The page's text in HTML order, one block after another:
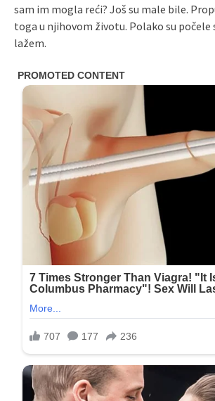
sam im mogla reći? Još su male bile.
toga u njihovom životu. Polako su počele
lažem.